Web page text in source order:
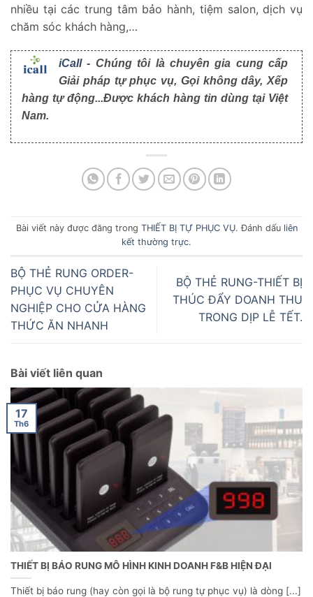
nhiều tại các trung tâm bảo hành, tiệm salon, dịch vụ
chăm sóc khách hàng,…
iCall- Chúng tôi là chuyên gia cung cấp
Giải pháp tự phục vụ, Gọi không dây, Xếp
hàng tự động...Được khách hàng tin dùng tại Việt
Nam.
Bài viết này được đăng trong THIẾT BỊ TỰ PHỤC VỤ. Đánh dấu liên
kết thường trực.
BỘ THẺ RUNG ORDER-
PHỤC VỤ CHUYÊN
NGHIỆP CHO CỬA HÀNG
THỨC ĂN NHANH
BỘ THẺ RUNG-THIẾT BỊ
THÚC ĐẨY DOANH THU
TRONG DỊP LỄ TẾT.
Bài viết liên quan
THIẾT BỊ BÁO RUNG MÔ HÌNH KINH DOANH F&B HIỆN ĐẠI
Thiết bị báo rung (hay còn gọi là bộ rung tự phục vụ) là dòng [...]
17
Th6